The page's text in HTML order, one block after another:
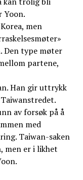
Yoon.
men
Den type møter
partene,
Han gir uttrykk
av forsøk på å
med
Taiwan-saken
men er i likhet